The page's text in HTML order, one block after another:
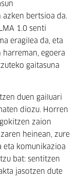
azken bertsioa da.
1.0 senti
eragilea da, eta
harreman, egoera
gaitasuna
duen gailuari
diozu. Horren
zaion
heinean, zure
eta komunikazioa
bat: sentitzen
jasotzen dute